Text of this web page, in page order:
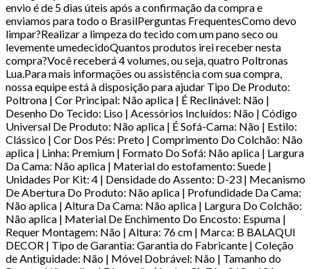
envio é de 5 dias úteis após a confirmação da compra e
enviamos para todo o BrasilPerguntas FrequentesComo devo
limpar?Realizar a limpeza do tecido com um pano seco ou
levemente umedecidoQuantos produtos irei receber nesta
compra?Você receberá 4 volumes, ou seja, quatro Poltronas
Lua.Para mais informações ou assistência com sua compra,
nossa equipe está à disposição para ajudar Tipo De Produto:
Poltrona | Cor Principal: Não aplica | É Reclinável: Não |
Desenho Do Tecido: Liso | Acessórios Incluídos: Não | Código
Universal De Produto: Não aplica | É Sofá-Cama: Não | Estilo:
Clássico | Cor Dos Pés: Preto | Comprimento Do Colchão: Não
aplica | Linha: Premium | Formato Do Sofá: Não aplica | Largura
Da Cama: Não aplica | Material do estofamento: Suede |
Unidades Por Kit: 4 | Densidade do Assento: D-23 | Mecanismo
De Abertura Do Produto: Não aplica | Profundidade Da Cama:
Não aplica | Altura Da Cama: Não aplica | Largura Do Colchão:
Não aplica | Material De Enchimento Do Encosto: Espuma |
Requer Montagem: Não | Altura: 76 cm | Marca: B BALAQUI
DECOR | Tipo de Garantia: Garantia do Fabricante | Coleção
de Antiguidade: Não | Móvel Dobrável: Não | Tamanho do